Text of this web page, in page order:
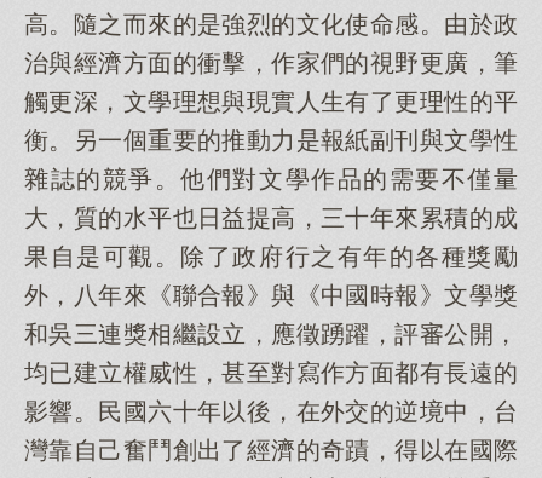
高。隨之而來的是強烈的文化使命感。由於政
治與經濟方面的衝擊，作家們的視野更廣，筆
觸更深，文學理想與現實人生有了更理性的平
衡。另一個重要的推動力是報紙副刊與文學性
雜誌的競爭。他們對文學作品的需要不僅量
大，質的水平也日益提高，三十年來累積的成
果自是可觀。除了政府行之有年的各種獎勵
外，八年來《聯合報》與《中國時報》文學獎
和吳三連獎相繼設立，應徵踴躍，評審公開，
均已建立權威性，甚至對寫作方面都有長遠的
影響。民國六十年以後，在外交的逆境中，台
灣靠自己奮鬥創出了經濟的奇蹟，得以在國際